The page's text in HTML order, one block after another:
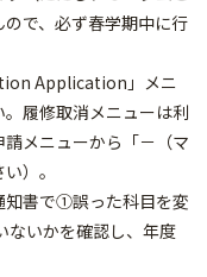
で、必ず春学期中に行
Application」メニ
履修取消メニューは利
メニューから「－（マ
）。
知書で①誤った科目を変
いかを確認し、年度